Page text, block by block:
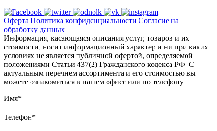
Оферта Политика конфиденциальности Согласие на
обработку данных
Информация, касающаяся описания услуг, товаров и их
стоимости, носит информационный характер и ни при каких
условиях не является публичной офертой, определяемой
положениями Статьи 437(2) Гражданского кодекса РФ. С
актуальным перечнем ассортимента и его стоимостью вы
можете ознакомиться в нашем офисе или по телефону
Имя*
Телефон*